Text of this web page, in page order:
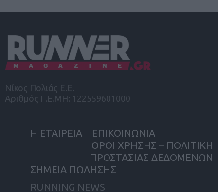
Νίκος Πολιάς Ε.Ε.
Αριθμός Γ.Ε.ΜΗ: 122559601000
Η ΕΤΑΙΡΕΙΑ
ΕΠΙΚΟΙΝΩΝΙΑ
ΟΡΟΙ ΧΡΗΣΗΣ – ΠΟΛΙΤΙΚΗ
ΠΡΟΣΤΑΣΙΑΣ ΔΕΔΟΜΕΝΩΝ
ΣΗΜΕΙΑ ΠΩΛΗΣΗΣ
RUNNING NEWS